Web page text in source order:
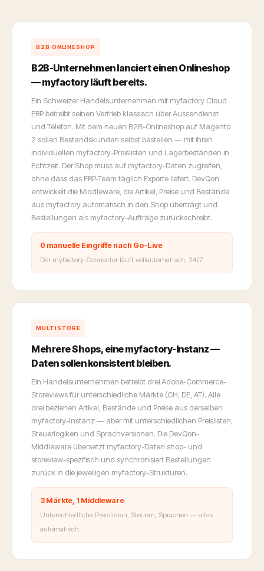
B2B ONLINESHOP
B2B-Unternehmen lanciert einen Onlineshop
— myfactory läuft bereits.
Ein Schweizer Handelsunternehmen mit myfactory Cloud
ERP betreibt seinen Vertrieb klassisch über Aussendienst
und Telefon. Mit dem neuen B2B-Onlineshop auf Magento
2 sollen Bestandskunden selbst bestellen — mit ihren
individuellen myfactory-Preislisten und Lagerbeständen in
Echtzeit. Der Shop muss auf myfactory-Daten zugreifen,
ohne dass das ERP-Team täglich Exporte liefert. DevQon
entwickelt die Middleware, die Artikel, Preise und Bestände
aus myfactory automatisch in den Shop überträgt und
Bestellungen als myfactory-Aufträge zurückschreibt.
0 manuelle Eingriffe nach Go-Live
Der myfactory-Connector läuft vollautomatisch, 24/7.
MULTISTORE
Mehrere Shops, eine myfactory-Instanz —
Daten sollen konsistent bleiben.
Ein Handelsunternehmen betreibt drei Adobe-Commerce-
Storeviews für unterschiedliche Märkte (CH, DE, AT). Alle
drei beziehen Artikel, Bestände und Preise aus derselben
myfactory-Instanz — aber mit unterschiedlichen Preislisten,
Steuerlogiken und Sprachversionen. Die DevQon-
Middleware übersetzt myfactory-Daten shop- und
storeview-spezifisch und synchronisiert Bestellungen
zurück in die jeweiligen myfactory-Strukturen.
3 Märkte, 1 Middleware
Unterschiedliche Preislisten, Steuern, Sprachen — alles
automatisch.